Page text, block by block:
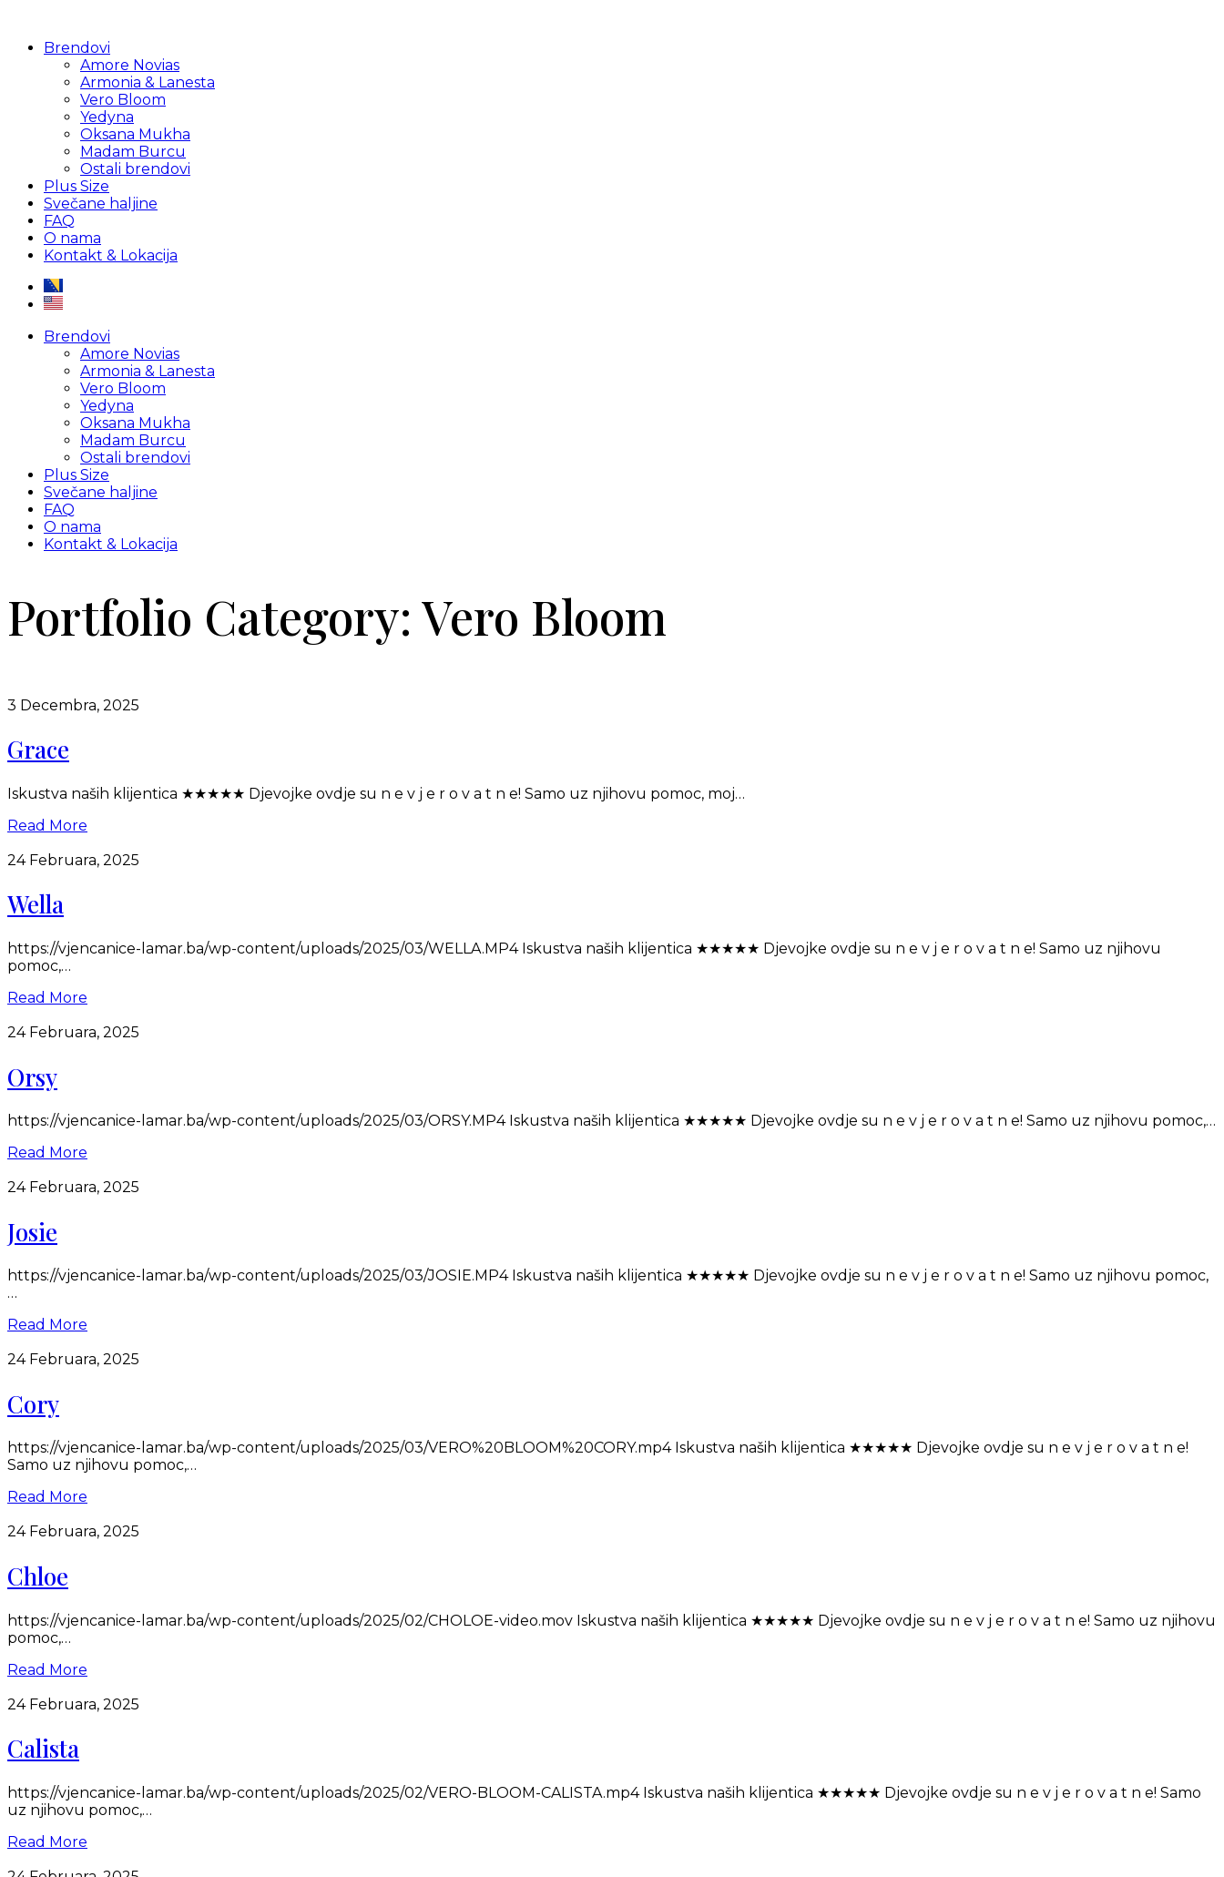
Brendovi
Amore Novias
Armonia & Lanesta
Vero Bloom
Yedyna
Oksana Mukha
Madam Burcu
Ostali brendovi
Plus Size
Svečane haljine
FAQ
O nama
Kontakt & Lokacija
Brendovi
Amore Novias
Armonia & Lanesta
Vero Bloom
Yedyna
Oksana Mukha
Madam Burcu
Ostali brendovi
Plus Size
Svečane haljine
FAQ
O nama
Kontakt & Lokacija
Portfolio Category: Vero Bloom
3 Decembra, 2025
Grace
Iskustva naših klijentica ★★★★★ Djevojke ovdje su n e v j e r o v a t n e! Samo uz njihovu pomoc, moj…
Read More
24 Februara, 2025
Wella
https://vjencanice-lamar.ba/wp-content/uploads/2025/03/WELLA.MP4 Iskustva naših klijentica ★★★★★ Djevojke ovdje su n e v j e r o v a t n e! Samo uz njihovu
pomoc,…
Read More
24 Februara, 2025
Orsy
https://vjencanice-lamar.ba/wp-content/uploads/2025/03/ORSY.MP4 Iskustva naših klijentica ★★★★★ Djevojke ovdje su n e v j e r o v a t n e! Samo uz njihovu pomoc,…
Read More
24 Februara, 2025
Josie
https://vjencanice-lamar.ba/wp-content/uploads/2025/03/JOSIE.MP4 Iskustva naših klijentica ★★★★★ Djevojke ovdje su n e v j e r o v a t n e! Samo uz njihovu pomoc,
…
Read More
24 Februara, 2025
Cory
https://vjencanice-lamar.ba/wp-content/uploads/2025/03/VERO%20BLOOM%20CORY.mp4 Iskustva naših klijentica ★★★★★ Djevojke ovdje su n e v j e r o v a t n e!
Samo uz njihovu pomoc,…
Read More
24 Februara, 2025
Chloe
https://vjencanice-lamar.ba/wp-content/uploads/2025/02/CHOLOE-video.mov Iskustva naših klijentica ★★★★★ Djevojke ovdje su n e v j e r o v a t n e! Samo uz njihovu
pomoc,…
Read More
24 Februara, 2025
Calista
https://vjencanice-lamar.ba/wp-content/uploads/2025/02/VERO-BLOOM-CALISTA.mp4 Iskustva naših klijentica ★★★★★ Djevojke ovdje su n e v j e r o v a t n e! Samo
uz njihovu pomoc,…
Read More